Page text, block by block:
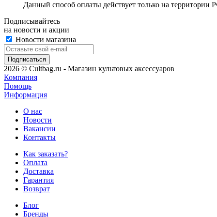
Данный способ оплаты действует только на территории
Подписывайтесь
на новости и акции
Новости магазина
2026 © Cultbag.ru - Магазин культовых аксессуаров
Компания
Помощь
Информация
О нас
Новости
Вакансии
Контакты
Как заказать?
Оплата
Доставка
Гарантия
Возврат
Блог
Бренды